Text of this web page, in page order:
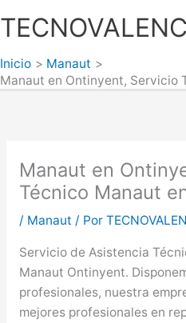
Inicio
Manaut
Manaut en Ontinyent, Servicio
Manaut en
Técnico Manaut
/ Manaut / Por
Servicio de Asistencia
Manaut Ontinyent.
profesionales, nuestra
mejores profesionales en